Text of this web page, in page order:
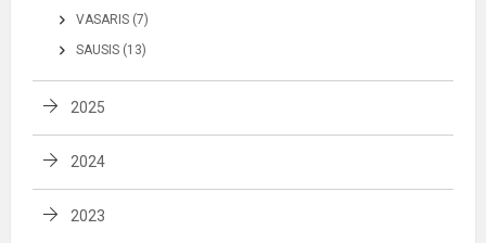
VASARIS (7)
SAUSIS (13)
2025
2024
2023